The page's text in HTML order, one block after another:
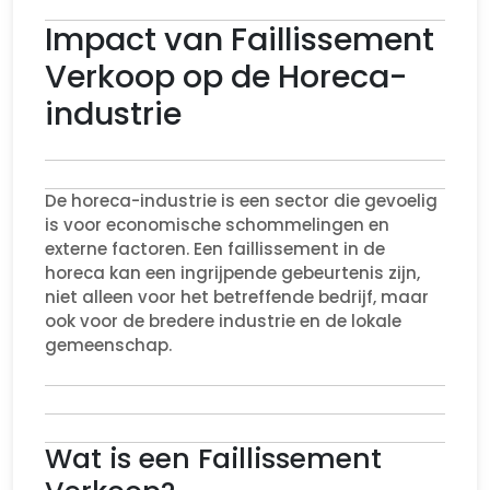
Impact van Faillissement
Verkoop op de Horeca-
industrie
De horeca-industrie is een sector die gevoelig
is voor economische schommelingen en
externe factoren. Een faillissement in de
horeca kan een ingrijpende gebeurtenis zijn,
niet alleen voor het betreffende bedrijf, maar
ook voor de bredere industrie en de lokale
gemeenschap.
Wat is een Faillissement